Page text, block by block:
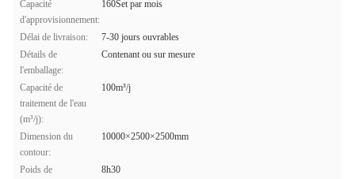
Capacité
d'approvisionnement:
160Set par mois
Délai de livraison:
7-30 jours ouvrables
Détails de
l'emballage:
Contenant ou sur mesure
Capacité de
traitement de l'eau
(m³/j):
100m³/j
Dimension du
contour:
10000×2500×2500mm
Poids de
8h30